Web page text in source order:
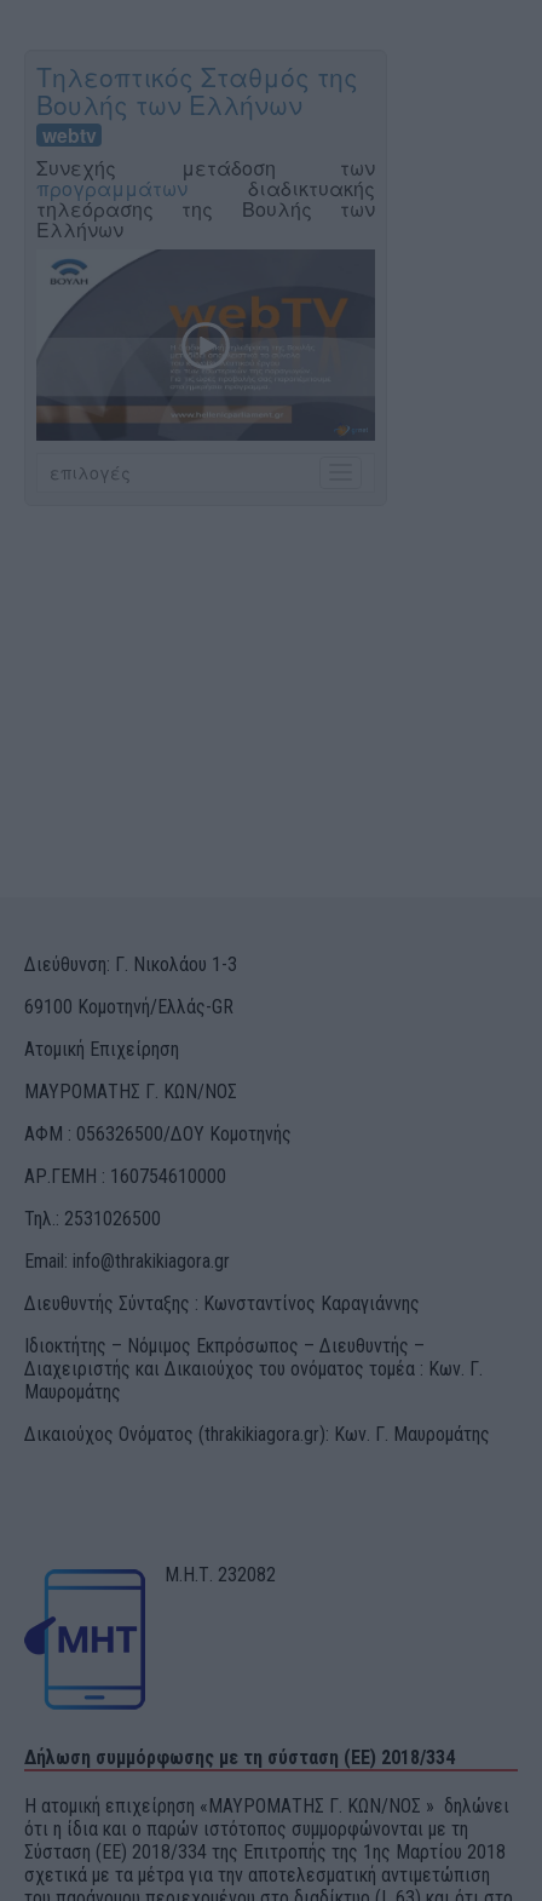
Διεύθυνση: Γ. Νικολάου 1-3
69100 Κομοτηνή/Ελλάς-GR
Ατομική Επιχείρηση
ΜΑΥΡΟΜΑΤΗΣ Γ. ΚΩΝ/ΝΟΣ
ΑΦΜ : 056326500/ΔOΥ Κομοτηνής
ΑΡ.ΓΕΜΗ : 160754610000
Τηλ.: 2531026500
Email: info@thrakikiagora.gr
Διευθυντής Σύνταξης : Κωνσταντίνος Καραγιάννης
Ιδιοκτήτης – Νόμιμος Εκπρόσωπος – Διευθυντής –
Διαχειριστής και Δικαιούχος του ονόματος τομέα : Κων. Γ.
Μαυρομάτης
Δικαιούχος Ονόματος (thrakikiagora.gr): Κων. Γ. Μαυρομάτης
Μ.Η.Τ. 232082
Δήλωση συμμόρφωσης με τη σύσταση (ΕΕ) 2018/334
Η ατομική επιχείρηση «ΜΑΥΡΟΜΑΤΗΣ Γ. ΚΩΝ/ΝΟΣ » δηλώνει
ότι η ίδια και ο παρών ιστότοπος συμμορφώνονται με τη
Σύσταση (ΕΕ) 2018/334 της Επιτροπής της 1ης Μαρτίου 2018
σχετικά με τα μέτρα για την αποτελεσματική αντιμετώπιση